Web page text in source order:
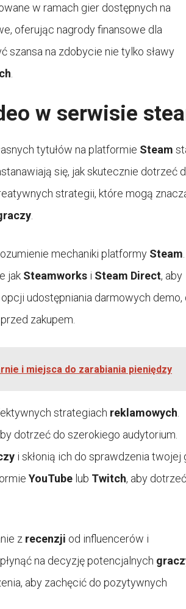
w ramach gier dostępnych na
oferując nagrody finansowe dla
szansa na zdobycie nie tylko sławy
w serwisie
tytułów na platformie Steam
się, jak skutecznie dotrzeć
strategii, które mogą
mechaniki platformy Steam
jak Steamworks i Steam Direct, aby
udostępniania darmowych demo,
zakupem.
i miejsca do zarabiania pieniędzy
strategiach reklamowych
dotrzeć do szerokiego audytorium.
i skłonią ich do sprawdzenia twojej
YouTube lub Twitch, aby
z recenzji od influencerów i
na decyzję potencjalnych
aby zachęcić do pozytywnych